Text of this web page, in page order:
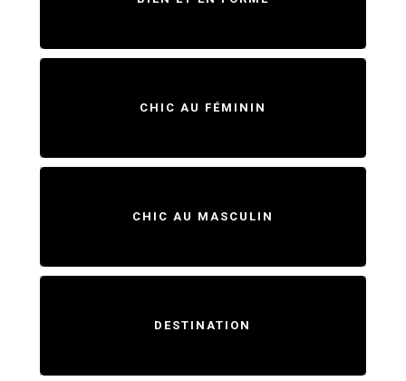
CHIC AU FÉMININ
CHIC AU MASCULIN
DESTINATION